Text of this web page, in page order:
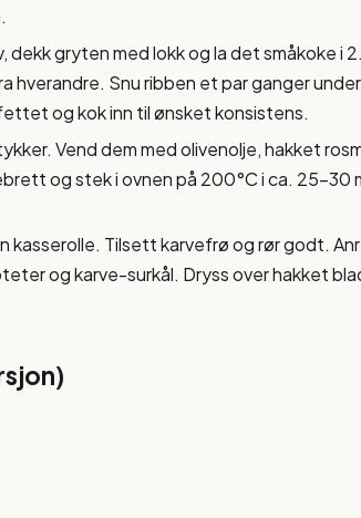
dekk gryten med lokk og la det småkoke i
hverandre. Snu ribben et par ganger
og kok inn til ønsket konsistens.
Vend dem med olivenolje, hakket
og stek i ovnen på 200°C i ca. 25-30
kasserolle. Tilsett karvefrø og rør godt.
og karve-surkål. Dryss over hakket